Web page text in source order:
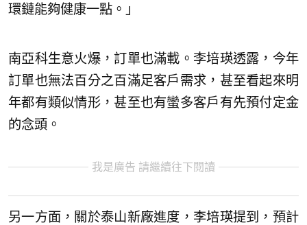
環鏈能夠健康一點。」
南亞科生意火爆，訂單也滿載。李培瑛透露，今年
訂單也無法百分之百滿足客戶需求，甚至看起來明
年都有類似情形，甚至也有蠻多客戶有先預付定金
的念頭。
我是廣告 請繼續往下閱讀
另一方面，關於泰山新廠進度，李培瑛提到，預計